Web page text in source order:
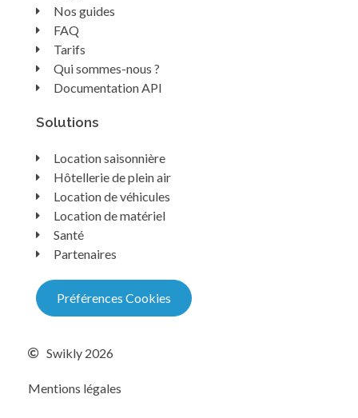
Nos guides
FAQ
Tarifs
Qui sommes-nous ?
Documentation API
Solutions
Location saisonnière
Hôtellerie de plein air
Location de véhicules
Location de matériel
Santé
Partenaires
Préférences Cookies
Swikly 2026
Mentions légales